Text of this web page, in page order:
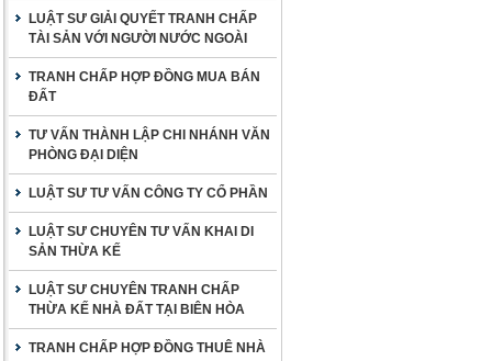
LUẬT SƯ GIẢI QUYẾT TRANH CHẤP
TÀI SẢN VỚI NGƯỜI NƯỚC NGOÀI
TRANH CHẤP HỢP ĐỒNG MUA BÁN
ĐẤT
TƯ VẤN THÀNH LẬP CHI NHÁNH VĂN
PHÒNG ĐẠI DIỆN
LUẬT SƯ TƯ VẤN CÔNG TY CỔ PHẦN
LUẬT SƯ CHUYÊN TƯ VẤN KHAI DI
SẢN THỪA KẾ
LUẬT SƯ CHUYÊN TRANH CHẤP
THỪA KẾ NHÀ ĐẤT TẠI BIÊN HÒA
TRANH CHẤP HỢP ĐỒNG THUÊ NHÀ